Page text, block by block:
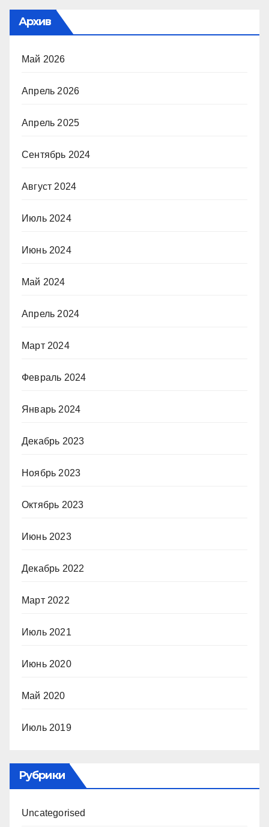
Архив
Май 2026
Апрель 2026
Апрель 2025
Сентябрь 2024
Август 2024
Июль 2024
Июнь 2024
Май 2024
Апрель 2024
Март 2024
Февраль 2024
Январь 2024
Декабрь 2023
Ноябрь 2023
Октябрь 2023
Июнь 2023
Декабрь 2022
Март 2022
Июль 2021
Июнь 2020
Май 2020
Июль 2019
Рубрики
Uncategorised